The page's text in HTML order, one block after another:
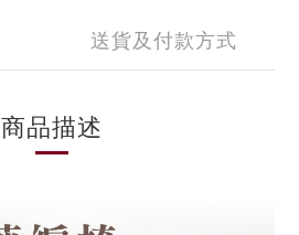
送貨及付款方式
商品描述